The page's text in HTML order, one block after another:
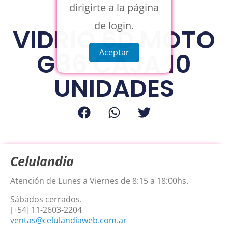
VIDRIO 6D MOTO
G86 CAJA 10
UNIDADES
Celulandia
Atención de Lunes a Viernes de 8:15 a 18:00hs.
Sábados cerrados.
[+54] 11-2603-2204
ventas@celulandiaweb.com.ar
dirigirte a la página
de login.
Aceptar